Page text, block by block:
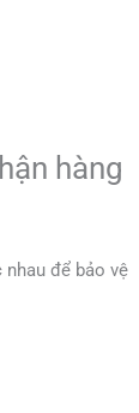
hàng
để bảo vệ